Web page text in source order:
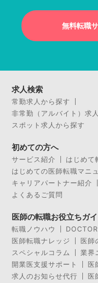
無料転職
求人検索
常勤求人から探す
非常勤（アルバイト）求
スポット求人から探す
初めての方へ
サービス紹介
はじめて
はじめての医師転職マニ
キャリアパートナー紹介
よくあるご質問
医師の転職お役立ちガ
転職ノウハウ
医師転職ナレッジ
医師
スペシャルコラム
業界
開業医支援サポート
医
求人のお知らせ代行
医